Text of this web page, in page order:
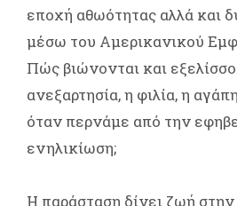
εποχή αθωότητας αλλά και
μέσω του Αμερικανικού
Πώς βιώνονται και
ανεξαρτησία, η φιλία, η
όταν περνάμε από την
ενηλικίωση;
Η παράσταση δίνει ζωή